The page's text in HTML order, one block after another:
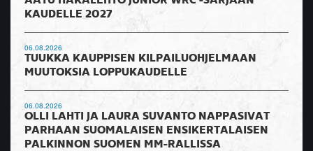
KAUDELLE 2027
06.08.2026
TUUKKA KAUPPISEN KILPAILUOHJELMAAN
MUUTOKSIA LOPPUKAUDELLE
06.08.2026
OLLI LAHTI JA LAURA SUVANTO NAPPASIVAT
PARHAAN SUOMALAISEN ENSIKERTALAISEN
PALKINNON SUOMEN MM-RALLISSA